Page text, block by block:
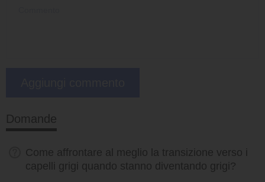
Domande
Come affrontare al meglio la transizione verso i
capelli grigi quando stanno diventando grigi?